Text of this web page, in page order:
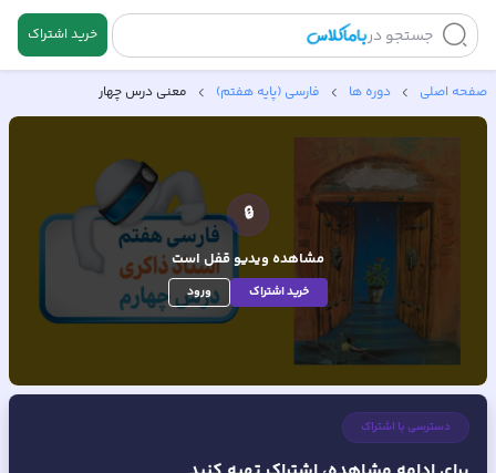
جستجو در خرید اشتراک
صفحه اصلی دوره ها فارسی (پایه هفتم) معنی درس چهار
🔒
مشاهده ویدیوقفل است
خرید اشتراک ورود
دسترسی با اشتراک